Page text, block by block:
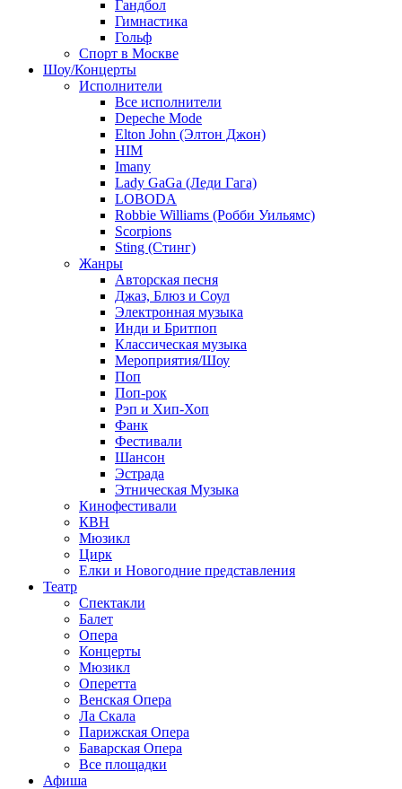
Гандбол
Гимнастика
Гольф
Спорт в Москве
Шоу/Концерты
Исполнители
Все исполнители
Depeche Mode
Elton John (Элтон Джон)
HIM
Imany
Lady GaGa (Леди Гага)
LOBODA
Robbie Williams (Робби Уильямс)
Scorpions
Sting (Стинг)
Жанры
Авторская песня
Джаз, Блюз и Соул
Электронная музыка
Инди и Бритпоп
Классическая музыка
Мероприятия/Шоу
Поп
Поп-рок
Рэп и Хип-Хоп
Фанк
Фестивали
Шансон
Эстрада
Этническая Музыка
Кинофестивали
КВН
Мюзикл
Цирк
Елки и Новогодние представления
Театр
Спектакли
Балет
Опера
Концерты
Мюзикл
Оперетта
Венская Опера
Ла Скала
Парижская Опера
Баварская Опера
Все площадки
Афиша